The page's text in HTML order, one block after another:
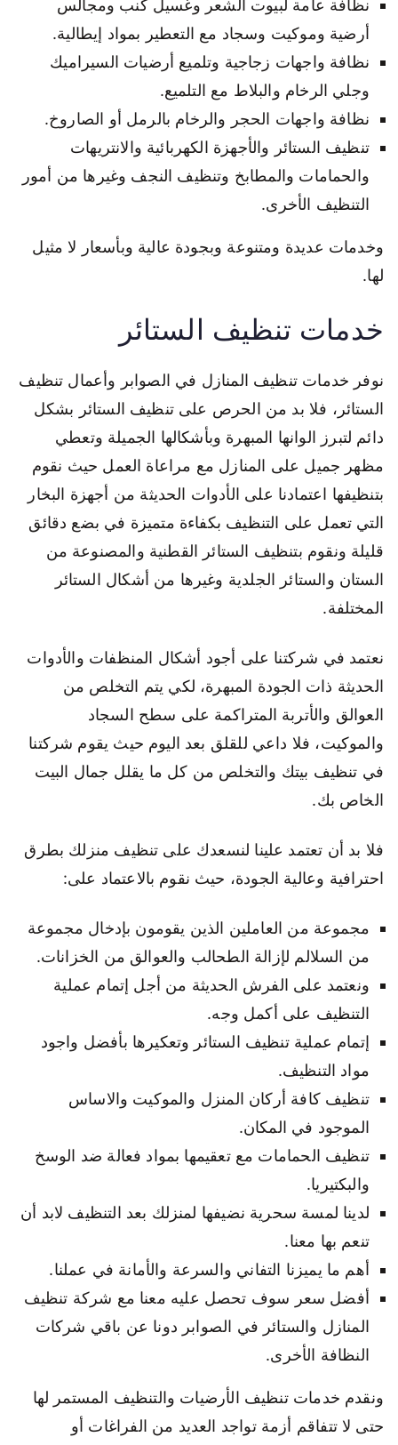
نظافة عامة لبيوت الشعر وغسيل كنب ومجالس
أرضية وموكيت وسجاد مع التعطير بمواد إيطالية.
نظافة واجهات زجاجية وتلميع أرضيات السيراميك
وجلي الرخام والبلاط مع التلميع.
نظافة واجهات الحجر والرخام بالرمل أو الصاروخ.
تنظيف الستائر والأجهزة الكهربائية والانتريهات
والحمامات والمطابخ وتنظيف النجف وغيرها من أمور
التنظيف الأخرى.
وخدمات عديدة ومتنوعة وبجودة عالية وبأسعار لا مثيل
لها.
خدمات تنظيف الستائر
نوفر خدمات تنظيف المنازل في الصوابر وأعمال تنظيف
الستائر، فلا بد من الحرص على تنظيف الستائر بشكل
دائم لتبرز الوانها المبهرة وبأشكالها الجميلة وتعطي
مظهر جميل على المنازل مع مراعاة العمل حيث نقوم
بتنظيفها اعتمادنا على الأدوات الحديثة من أجهزة البخار
التي تعمل على التنظيف بكفاءة متميزة في بضع دقائق
قليلة ونقوم بتنظيف الستائر القطنية والمصنوعة من
الستان والستائر الجلدية وغيرها من أشكال الستائر
المختلفة.
نعتمد في شركتنا على أجود أشكال المنظفات والأدوات
الحديثة ذات الجودة المبهرة، لكي يتم التخلص من
العوالق والأتربة المتراكمة على سطح السجاد
والموكيت، فلا داعي للقلق بعد اليوم حيث يقوم شركتنا
في تنظيف بيتك والتخلص من كل ما يقلل جمال البيت
الخاص بك.
فلا بد أن تعتمد علينا لنسعدك على تنظيف منزلك بطرق
احترافية وعالية الجودة، حيث نقوم بالاعتماد على:
مجموعة من العاملين الذين يقومون بإدخال مجموعة
من السلالم لإزالة الطحالب والعوالق من الخزانات.
ونعتمد على الفرش الحديثة من أجل إتمام عملية
التنظيف على أكمل وجه.
إتمام عملية تنظيف الستائر وتعكيرها بأفضل واجود
مواد التنظيف.
تنظيف كافة أركان المنزل والموكيت والاساس
الموجود في المكان.
تنظيف الحمامات مع تعقيمها بمواد فعالة ضد الوسخ
والبكتيريا.
لدينا لمسة سحرية نضيفها لمنزلك بعد التنظيف لابد أن
تنعم بها معنا.
أهم ما يميزنا التفاني والسرعة والأمانة في عملنا.
أفضل سعر سوف تحصل عليه معنا مع شركة تنظيف
المنازل والستائر في الصوابر دونا عن باقي شركات
النظافة الأخرى.
ونقدم خدمات تنظيف الأرضيات والتنظيف المستمر لها
حتى لا تتفاقم أزمة تواجد العديد من الفراغات أو